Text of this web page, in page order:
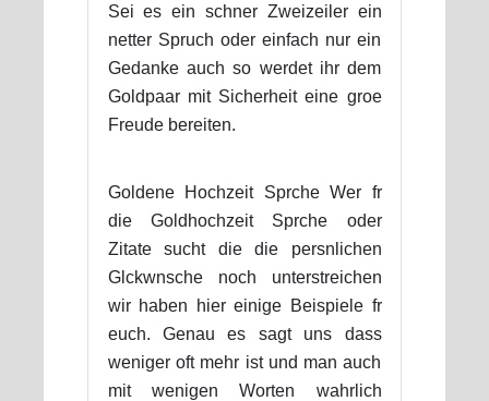
Sei es ein schner Zweizeiler ein
netter Spruch oder einfach nur ein
Gedanke auch so werdet ihr dem
Goldpaar mit Sicherheit eine groe
Freude bereiten.
Goldene Hochzeit Sprche Wer fr
die Goldhochzeit Sprche oder
Zitate sucht die die persnlichen
Glckwnsche noch unterstreichen
wir haben hier einige Beispiele fr
euch. Genau es sagt uns dass
weniger oft mehr ist und man auch
mit wenigen Worten wahrlich